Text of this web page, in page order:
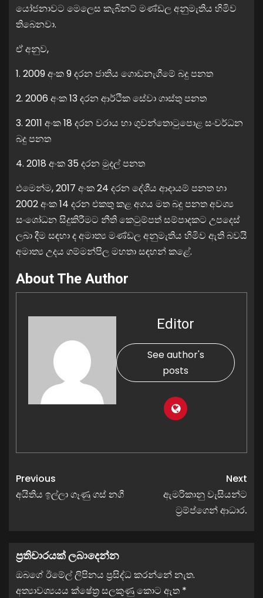
යෝජනාවට මෙලෙස කැබිනට් මණ්ඩල අනුමැතිය හිමිව
තිබෙනවා.
ඒ අනුව,
1. 2009 අංක 9 දරන ජාතිය ගොඩනැගීමේ බදු පනත
2. 2006 අංක 13 දරන ආර්ථික සේවා ගාස්තු පනත
3. 2011 අංක 18 දරන වරාය හා ගුවන්තොටුපොළ සංවර්ධන
බදු පනත
4. 2018 අංක 35 දරන මුදල් පනත
එමෙන්ම, 2017 අංක 24 දරන දේශීය ආදායම් පනත හා
2002 අංක 14 දරන එකතු කළ අගය මත බදු පනත අවශ්‍ය
සංශෝධන සිදුකිරීමට නීති කෙටුම්පත් සම්පාදකට උපදෙස්
ලබා දීම සඳහා ද අමාත්‍ය මණ්ඩල අනුමැතිය හිමිව ඇති බවයි
අමාත්‍ය උදය ගම්මන්පිල මහතා සඳහන් කළේ.
About The Author
Editor
See author's
posts
Previous
අයිතිය ඉල්ලා ගෑණු ගස් නගී
Next
ඇමරිකානු වැසියන්ට
ට්‍රම්ප්ගෙන් ආධාර.
ප්‍රතිචාරයක් ලබාදෙන්න
ඔබගේ ඊමේල් ලිපිනය ප්‍රසිද්ධ කරන්නේ නැත.
අත්‍යාවශ්‍යයය ක්ෂේත්‍ර සලකුණු කොට ඇත *